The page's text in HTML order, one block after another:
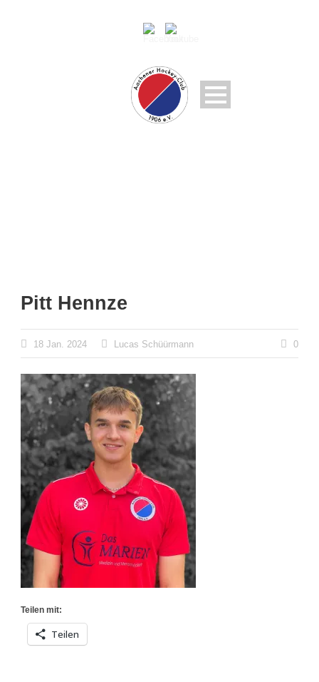
Pitt Hennze
18 Jan. 2024 Lucas Schüürmann 0
Teilen mit:
Teilen